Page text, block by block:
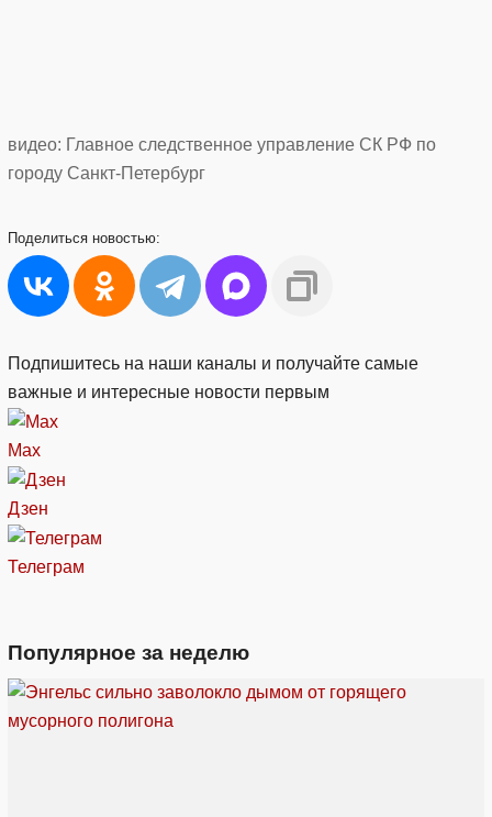
видео: Главное следственное управление СК РФ по
городу Санкт-Петербург
Поделиться новостью:
Подпишитесь на наши каналы и получайте самые
важные и интересные новости первым
Max
Дзен
Телеграм
Популярное за неделю